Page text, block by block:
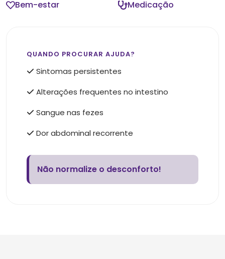
Bem-estar Medicação
QUANDO PROCURAR AJUDA?
Sintomas persistentes
Alterações frequentes no intestino
Sangue nas fezes
Dor abdominal recorrente
Não normalize o desconforto!